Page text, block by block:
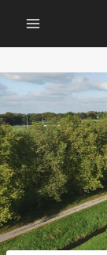
content